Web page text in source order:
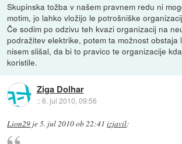
Skupinska tožba v našem pravnem redu ni
motim, jo lahko vložijo le potrošniške
Če sodim po odzivu teh kvazi organizacij na
podražitev elektrike, potem ta možnost obstaja
nisem slišal, da bi to pravico te organizacije
koristile.
Ziga Dolhar
::6. jul 2010, 09:56
Lion29 je5. jul 2010 ob 22:41 izjavil: